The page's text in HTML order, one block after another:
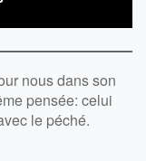
nous dans son
pensée: celui
le péché.